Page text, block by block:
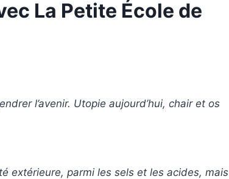
La Petite École de
l’avenir. Utopie aujourd’hui, chair et os
extérieure, parmi les sels et les acides, mais